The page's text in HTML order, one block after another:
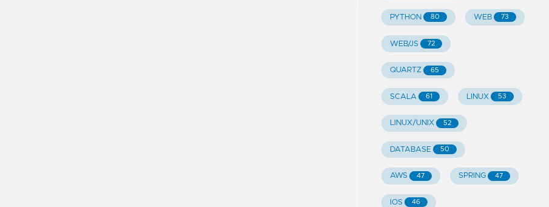
PYTHON 80 WEB 73
WEB/JS 72
QUARTZ 65
SCALA 61 LINUX 53
LINUX/UNIX 52
DATABASE 50
AWS 47 SPRING 47
IOS 46